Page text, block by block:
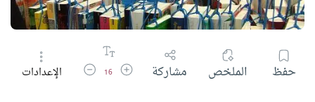
حفظ الملخص مشاركة زيادة حجم الخط
16 تقليل حجم الخط
الإعدادات